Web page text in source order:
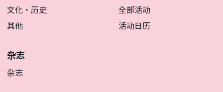
文化・历史
其他
全部活动
活动日历
杂志
杂志